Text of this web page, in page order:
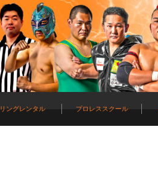
リングレンタル プロレススクール